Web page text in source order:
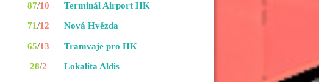
87/10
71/12
65/13
28/2
Terminál Airport HK
Nová Hvězda
Tramvaje pro HK
Lokalita Aldis